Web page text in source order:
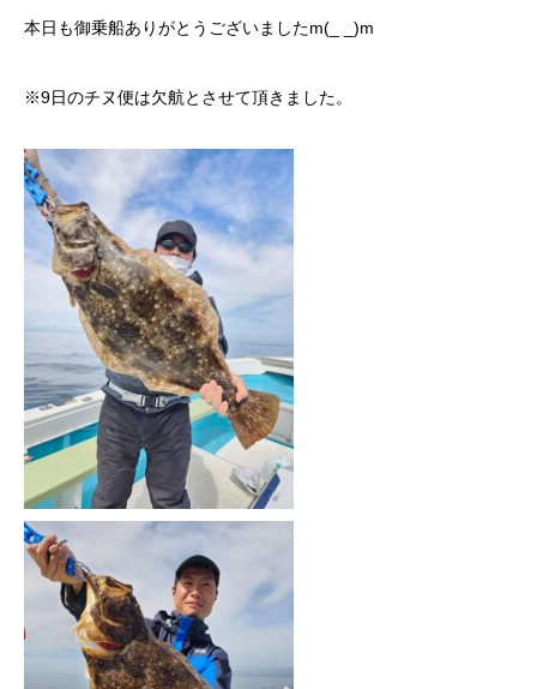
本日も御乗船ありがとうございましたm(_ _)m
※9日のチヌ便は欠航とさせて頂きました。